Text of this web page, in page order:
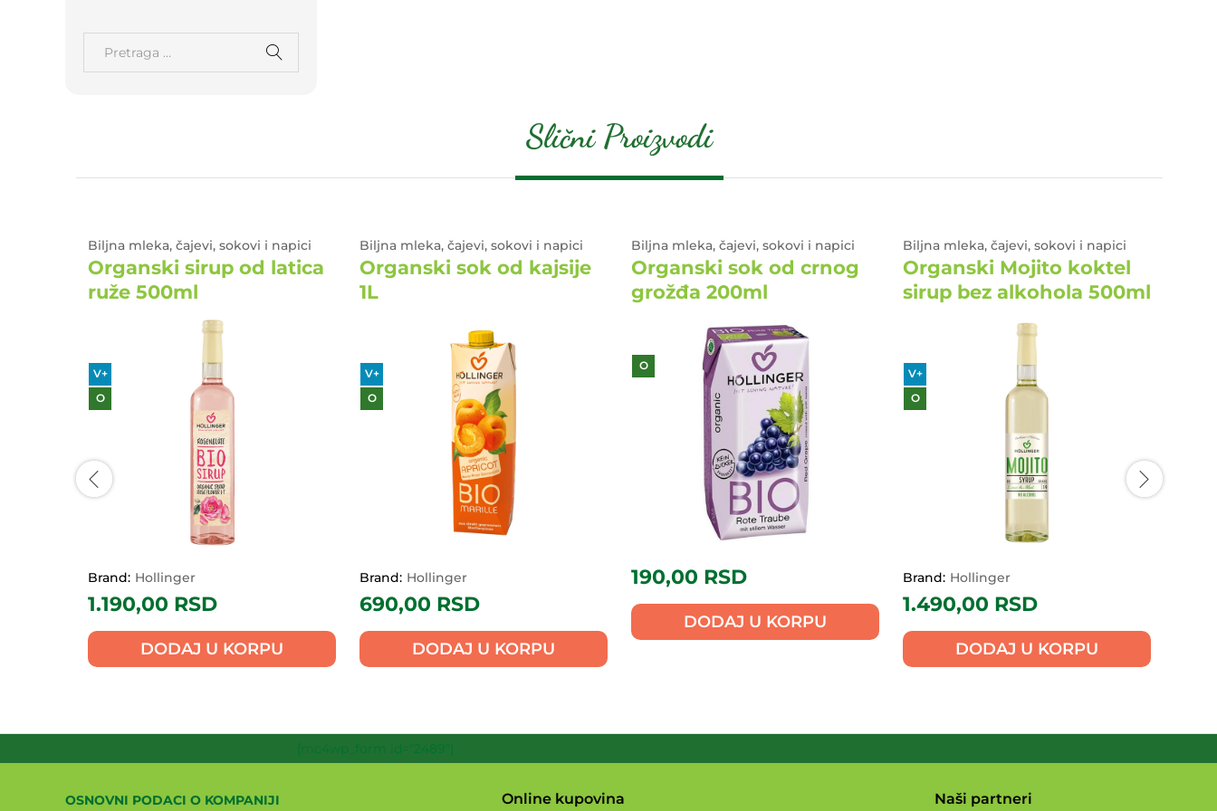
Slični Proizvodi
Biljna mleka, čajevi, sokovi i napici
Organski sirup od latica
ruže 500ml
V+
O
Brand: Hollinger
1.190,00 RSD
DODAJ U KORPU
Biljna mleka, čajevi, sokovi i napici
Organski sok od kajsije
1L
V+
O
Brand: Hollinger
690,00 RSD
DODAJ U KORPU
Biljna mleka, čajevi, sokovi i napici
Organski sok od crnog
grožđa 200ml
O
190,00 RSD
DODAJ U KORPU
Biljna mleka, čajevi, sokovi i napici
Organski Mojito koktel
sirup bez alkohola 500ml
V+
O
Brand: Hollinger
1.490,00 RSD
DODAJ U KORPU
[mc4wp_form id="2489"]
OSNOVNI PODACI O KOMPANIJI Online kupovina Naši partneri